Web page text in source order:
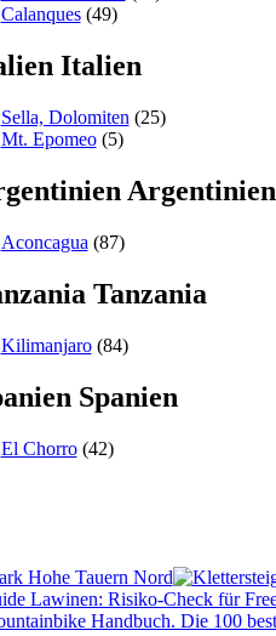
Calanques(49)
Italien
Sella, Dolomiten (25)
Mt. Epomeo(5)
Argentinien
Aconcagua (87)
Tanzania
Kilimanjaro(84)
Spanien
El Chorro(42)